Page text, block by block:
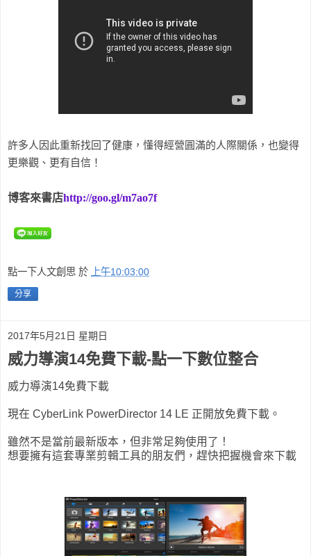
許多人因此重新找回了健康，懂得經營圓滿的人際關係，也變得
更樂觀、更有自信！
博客來書店http://goo.gl/m7ao7f
點一下人文創思 於 上午10:03:00
分享
2017年5月21日 星期日
威力導演14免費下載-點一下數位整合
威力導演14免費下載
現在 CyberLink PowerDirector 14 LE 正開放免費下載。
雖然不是當前最新版本，但非常足夠使用了！
想要擁有這套專業剪輯工具的朋友們，趕快把握機會來下載